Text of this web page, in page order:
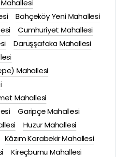
Bahçeköy Yeni Mahallesi
Cumhuriyet Mahallesi
Darüşşafaka Mahallesi
Mahallesi
Mahallesi
Garipçe Mahallesi
Huzur Mahallesi
Kâzım Karabekir Mahallesi
Kireçburnu Mahallesi